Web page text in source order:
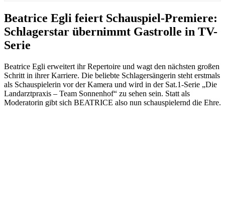
Beatrice Egli feiert Schauspiel-Premiere:
Schlagerstar übernimmt Gastrolle in TV-
Serie
Beatrice Egli erweitert ihr Repertoire und wagt den nächsten großen
Schritt in ihrer Karriere. Die beliebte Schlagersängerin steht erstmals
als Schauspielerin vor der Kamera und wird in der Sat.1-Serie „Die
Landarztpraxis – Team Sonnenhof“ zu sehen sein. Statt als
Moderatorin gibt sich BEATRICE also nun schauspielernd die Ehre.